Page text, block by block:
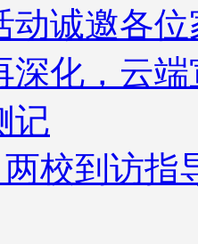
动诚邀各
深化，云
记
校到访指